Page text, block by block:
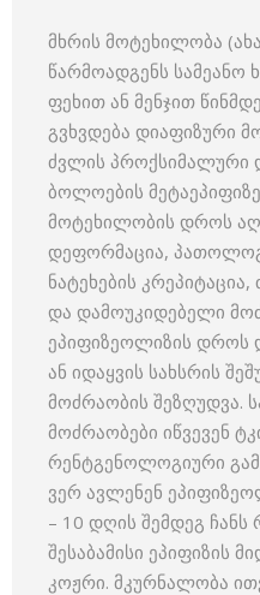
მხრის მოტეხილობა
წარმოადგენს სამეანო
ფეხით ან მენჯით
გვხვდება დიაფიზური
ძვლის პროქსიმალური
ბოლოების
მოტეხილობის დროს
დეფორმაცია,
ნატეხების
და დამოუკიდებელი
ეპიფიზეოლიზის დროს
ან იდაყვის სახსრის
მოძრაობის შეზღუდვა.
მოძრაობები იწვევენ
რენტგენოლოგიური
ვერ ავლენენ
– 10 დღის შემდეგ ჩანს
შესაბამისი ეპიფიზის
კოჟრი. მკურნალობა